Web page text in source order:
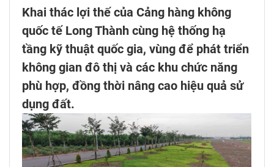
Khai thác lợi thế của Cảng hàng không
quốc tế Long Thành cùng hệ thống hạ
tầng kỹ thuật quốc gia, vùng để phát triển
không gian đô thị và các khu chức năng
phù hợp, đồng thời nâng cao hiệu quả sử
dụng đất.